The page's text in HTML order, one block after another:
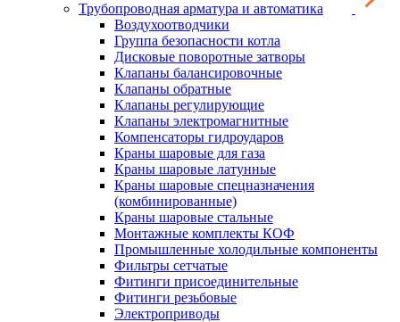
Трубопроводная арматура и автоматика
Воздухоотводчики
Группа безопасности котла
Дисковые поворотные затворы
Клапаны балансировочные
Клапаны обратные
Клапаны регулирующие
Клапаны электромагнитные
Компенсаторы гидроударов
Краны шаровые для газа
Краны шаровые латунные
Краны шаровые спецназначения
(комбинированные)
Краны шаровые стальные
Монтажные комплекты КОФ
Промышленные холодильные компоненты
Фильтры сетчатые
Фитинги присоединительные
Фитинги резьбовые
Электроприводы